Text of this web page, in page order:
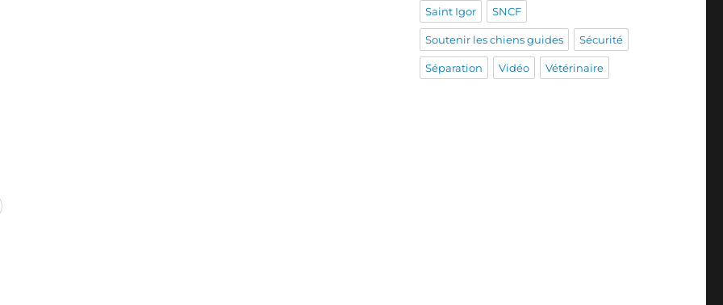
Saint Igor SNCF
Soutenir les chiens guides Sécurité
Séparation Vidéo Vétérinaire
Igor